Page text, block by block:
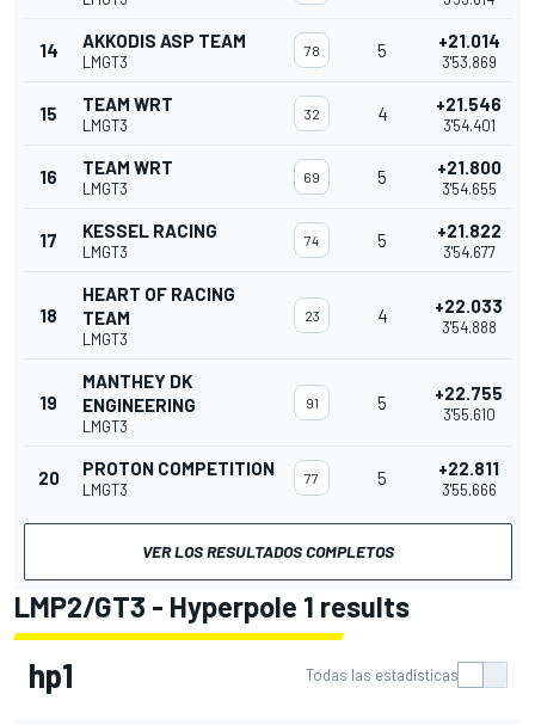
14 AKKODIS ASP TEAM
LMGT3
78 5 +21.014
3'53.869
15 TEAM WRT
LMGT3
32 4 +21.546
3'54.401
16 TEAM WRT
LMGT3
69 5 +21.800
3'54.655
17 KESSEL RACING
LMGT3
74 5 +21.822
3'54.677
18
HEART OF RACING
TEAM
LMGT3
23 4 +22.033
3'54.888
19
MANTHEY DK
ENGINEERING
LMGT3
91 5 +22.755
3'55.610
20 PROTON COMPETITION
LMGT3
77 5 +22.811
3'55.666
VER LOS RESULTADOS COMPLETOS
LMP2/GT3 - Hyperpole 1 results
hp1 Todas las estadísticas